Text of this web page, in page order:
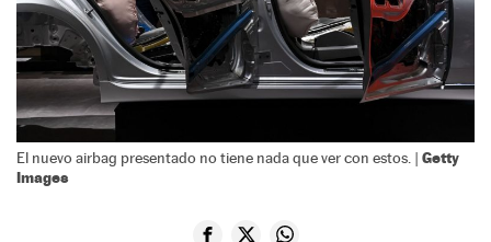
El nuevo airbag presentado no tiene nada que ver con estos. | Getty
Images